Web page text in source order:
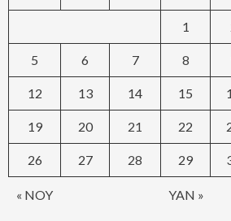
« NOY YAN »
1
5 6 7 8
12 13 14 15
19 20 21 22
26 27 28 29